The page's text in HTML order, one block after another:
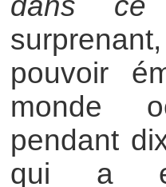
pouvoir
monde
pendant
qui a